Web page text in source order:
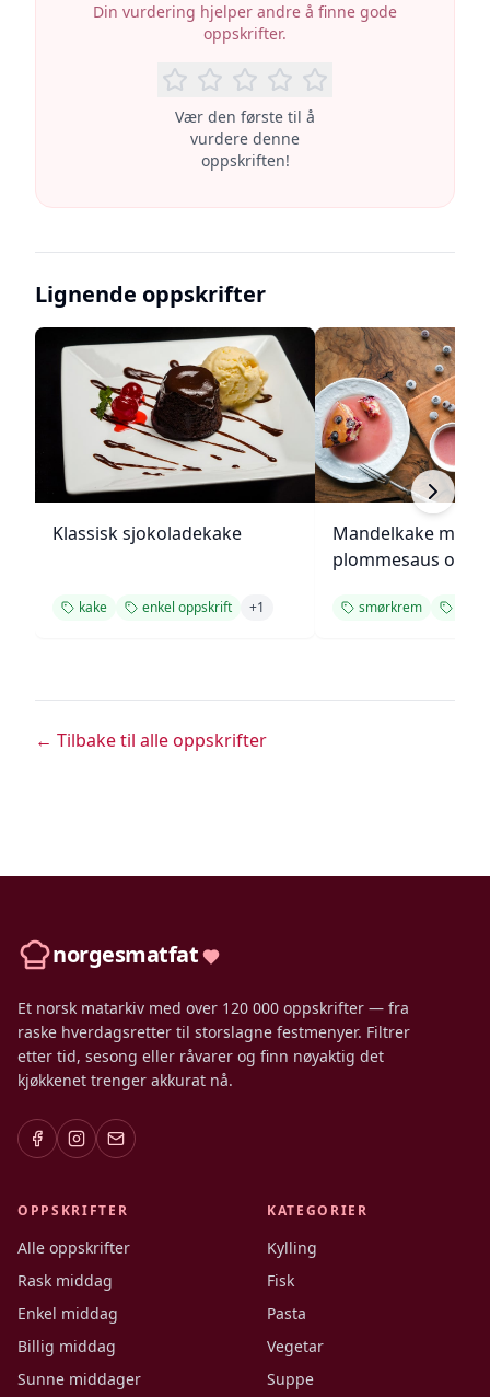
Din vurdering hjelper andre å finne gode
oppskrifter.
Vær den første til å
vurdere denne
oppskriften!
Lignende oppskrifter
Klassisk sjokoladekake
kake enkel oppskrift +1
Mandelkake med
plommesaus og
smørkrem
← Tilbake til alle oppskrifter
norgesmatfat
Et norsk matarkiv med over 120 000 oppskrifter — fra
raske hverdagsretter til storslagne festmenyer. Filtrer
etter tid, sesong eller råvarer og finn nøyaktig det
kjøkkenet trenger akkurat nå.
OPPSKRIFTER
Alle oppskrifter
Rask middag
Enkel middag
Billig middag
Sunne middager
KATEGORIER
Kylling
Fisk
Pasta
Vegetar
Suppe